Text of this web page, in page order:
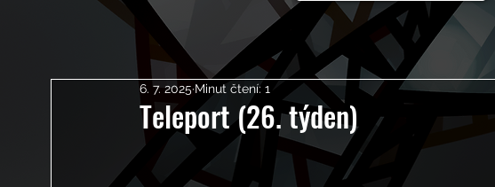
Teleport (26. týden)
6. 7. 2025 Minut čtení: 1